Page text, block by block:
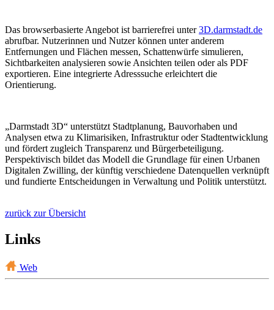
Das browserbasierte Angebot ist barrierefrei unter3D.darmstadt.de
abrufbar. Nutzerinnen und Nutzer können unter anderem
Entfernungen und Flächen messen, Schattenwürfe simulieren,
Sichtbarkeiten analysieren sowie Ansichten teilen oder als PDF
exportieren. Eine integrierte Adresssuche erleichtert die
Orientierung.
„Darmstadt 3D“ unterstützt Stadtplanung, Bauvorhaben und
Analysen etwa zu Klimarisiken, Infrastruktur oder Stadtentwicklung
und fördert zugleich Transparenz und Bürgerbeteiligung.
Perspektivisch bildet das Modell die Grundlage für einen Urbanen
Digitalen Zwilling, der künftig verschiedene Datenquellen verknüpft
und fundierte Entscheidungen in Verwaltung und Politik unterstützt.
zurück zur Übersicht
Links
Web